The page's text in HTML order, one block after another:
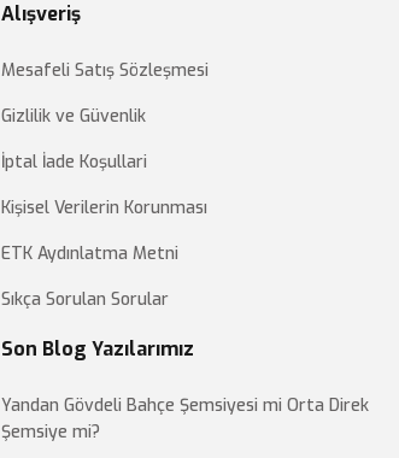
Alışveriş
Mesafeli Satış Sözleşmesi
Gizlilik ve Güvenlik
İptal İade Koşullari
Kişisel Verilerin Korunması
ETK Aydınlatma Metni
Sıkça Sorulan Sorular
Son Blog Yazılarımız
Yandan Gövdeli Bahçe Şemsiyesi mi Orta Direk
Şemsiye mi?